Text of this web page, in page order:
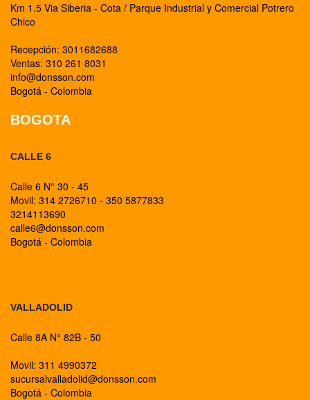
Km 1.5 Via Siberia - Cota / Parque Industrial y Comercial Potrero
Chico
Recepción: 3011682688
Ventas: 310 261 8031
info@donsson.com
Bogotá - Colombia
BOGOTA
CALLE 6
Calle 6 N° 30 - 45
Movil: 314 2726710 - 350 5877833
3214113690
calle6@donsson.com
Bogotá - Colombia
VALLADOLID
Calle 8A N° 82B - 50
Movil: 311 4990372
sucursalvalladolid@donsson.com
Bogotá - Colombia